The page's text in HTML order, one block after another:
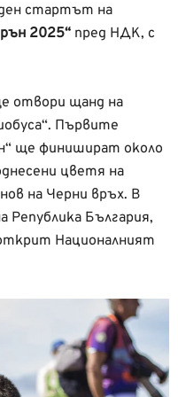
стартът на
2025“ пред НДК, с
отвори щанд на
Първите
ще финишират около
цветя на
на Черни връх. В
Република България,
Националният